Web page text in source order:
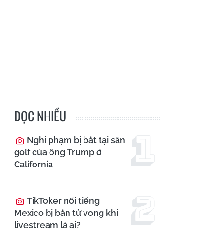
ĐỌC NHIỀU
Nghi phạm bị bắt tại sân
golf của ông Trump ở
California
TikToker nổi tiếng
Mexico bị bắn tử vong khi
livestream là ai?